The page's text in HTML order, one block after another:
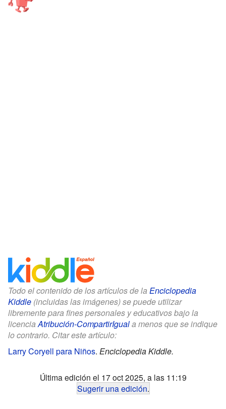
Todo el contenido de los artículos de la Enciclopedia
Kiddle (incluidas las imágenes) se puede utilizar
libremente para fines personales y educativos bajo la
licenciaAtribución-CompartirIguala menos que se indique
lo contrario. Citar este artículo:
Larry Coryell para Niños. Enciclopedia Kiddle.
Última edición el 17 oct 2025, a las 11:19
Sugerir una edición.